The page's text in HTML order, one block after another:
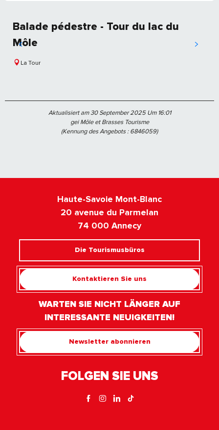
Balade pédestre - Tour du lac du
Môle
La Tour
Aktualisiert am 30 September 2025 Um 16:01
gei Môle et Brasses Tourisme
(Kennung des Angebots :6846059)
Haute-Savoie Mont-Blanc
20 avenue du Parmelan
74 000 Annecy
Die Tourismusbüros
Kontaktieren Sie uns
WARTEN SIE NICHT LÄNGER AUF
INTERESSANTE NEUIGKEITEN!
Newsletter abonnieren
FOLGEN SIE UNS